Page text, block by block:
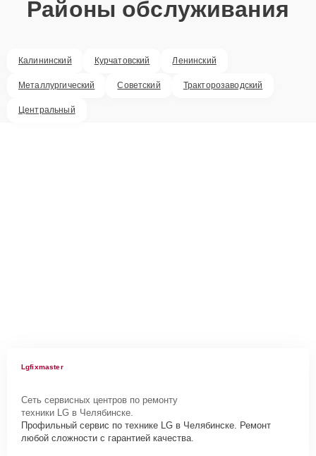
Районы обслуживания
Калининский Курчатовский Ленинский
Металлургический Советский Тракторозаводский
Центральный
Lgfixmaster
Сеть сервисных центров по ремонту
техники LG в Челябинске.
Профильный сервис по технике LG в Челябинске. Ремонт
любой сложности с гарантией качества.